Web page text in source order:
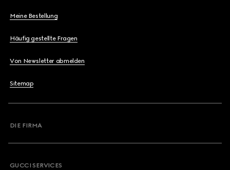
Meine Bestellung
Häufig gestellte Fragen
Von Newsletter abmelden
Sitemap
DIE FIRMA
GUCCI SERVICES